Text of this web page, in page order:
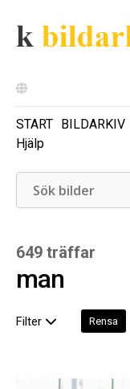
START BILDARKIV
Hjälp
649 träffar
man
Filter Rensa